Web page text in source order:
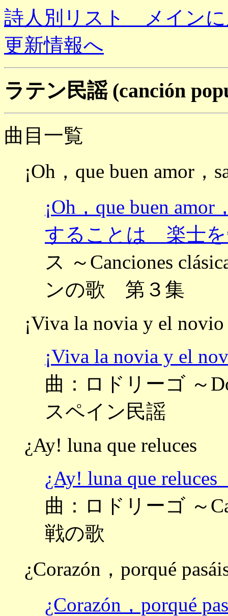
詩人別リスト メイン
更新情報へ
ラテン民謡 (canción
曲目一覧
¡Oh，que buen amor，
¡Oh，que buen
することは 楽士を
ス ～Canciones
ンの歌 第３集
¡Viva la novia y el novio
¡Viva la novia y el
曲：ロドリーゴ ～
スペイン民謡
¿Ay! luna que reluces
¿Ay! luna que
曲：ロドリーゴ ～
戦の歌
¿Corazón，porqué
¿Corazón，porqué